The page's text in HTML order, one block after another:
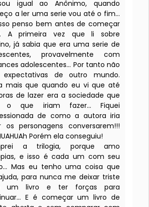
igual ao Anônimo, quando
a ler uma serie vou até o fim...
penso bem antes de começar
A primeira vez que li sobre
já sabia que era uma serie de
provavelmente com
adolescentes... Por tanto não
expectativas de outro mundo.
mais que quando eu vi que até
de lazer era a sociedade que
o que iriam fazer... Fiquei
de como a autora iria
os personagens conversarem!!!
Porém ela conseguiu!
a trilogia, porque amo
e isso é cada um com seu
Mas eu tenho uma coisa que
para nunca me deixar triste
um livro e ter forças para
E é começar um livro de